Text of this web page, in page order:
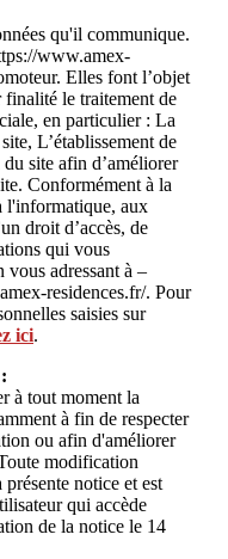
qu'il communique.
www.amex-
Elles font l’objet
le traitement de
en particulier : La
L’établissement de
site afin d’améliorer
Conformément à la
l'informatique, aux
droit d’accès, de
qui vous
vous adressant à –
residences.fr/. Pour
saisies sur
ici.
à tout moment la
à fin de respecter
ou afin d'améliorer
modification
notice et est
qui accède
de la notice le 14